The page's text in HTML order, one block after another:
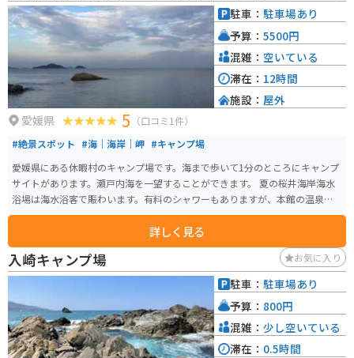
愛媛県 5 （口コミ1件）
#絶景スポット #海｜海岸｜岬 #キャンプ場
愛媛県にある休暇村のキャンプ場です。海まで歩いて1分のところにキャンプ
サイトがあります。瀬戸内海を一望することができます。 夏の桜井海岸海水
浴場は海水浴客で賑わいます。有料のシャワーもありますが、本館の温泉施
設も利用できます。サイト内に車を停めることができます。 常設サイトもあ
り、何も持っていかずにキャンプを体験することも可能です。キャンプ場は2
サイトに分かれています。
詳しく見る
駐車： 駐車場あり
予算： 5500円
混雑： 空いている
滞在： 12時間
施設： 屋外
入崎キャンプ場 お気に入り
駐車： 駐車場あり
予算： 800円
混雑： 少し空いている
滞在： 0.5時間